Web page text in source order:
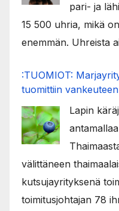
pari- ja
15 500 uhria, mikä
enemmän. Uhreista
:TUOMIOT:
tuomittiin
Lapin
välittäneen
kutsujayrityksenä
toimitusjohtajan 78